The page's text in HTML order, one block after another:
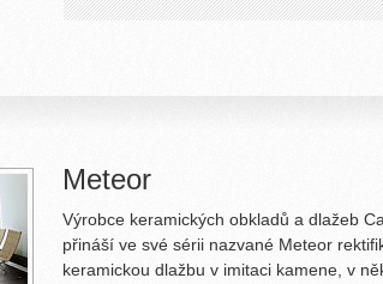
Meteor
Výrobce keramických obkladů a dlažeb
přináší ve své sérii nazvané Meteor
keramickou dlažbu v imitaci kamene, v